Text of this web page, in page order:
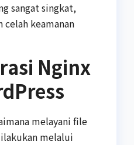
sangat singkat,
celah keamanan
Nginx
melayani file
melalui